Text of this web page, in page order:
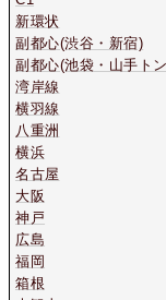
新環状
副都心(渋谷・新宿)
副都心(池袋・山手ト
湾岸線
横羽線
八重洲
横浜
名古屋
大阪
神戸
広島
福岡
箱根